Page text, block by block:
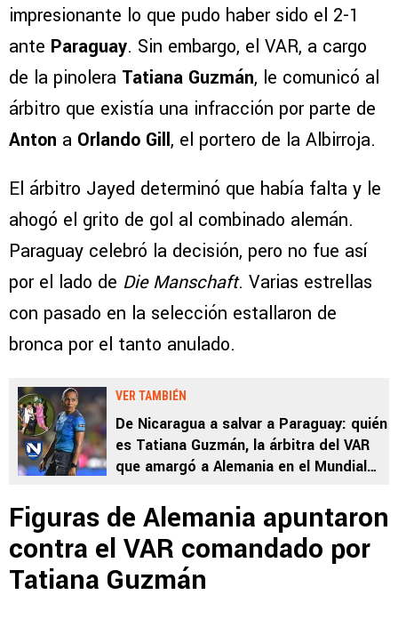
impresionante lo que pudo haber sido el 2-1
ante Paraguay. Sin embargo, el VAR, a cargo
de la pinolera Tatiana Guzmán, le comunicó al
árbitro que existía una infracción por parte de
Anton a Orlando Gill, el portero de la Albirroja.
El árbitro Jayed determinó que había falta y le
ahogó el grito de gol al combinado alemán.
Paraguay celebró la decisión, pero no fue así
por el lado de Die Manschaft. Varias estrellas
con pasado en la selección estallaron de
bronca por el tanto anulado.
VER TAMBIÉN
De Nicaragua a salvar a Paraguay: quién
es Tatiana Guzmán, la árbitra del VAR
que amargó a Alemania en el Mundial
Figuras de Alemania apuntaron
contra el VAR comandado por
Tatiana Guzmán